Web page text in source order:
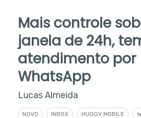
Mais controle
janela de 24h,
atendimento por
WhatsApp
Lucas Almeida
NOVO INBOX HUGGY MOBILE